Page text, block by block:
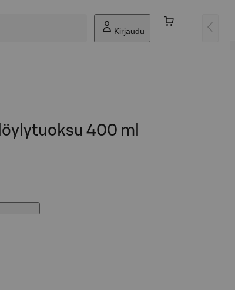
Kirjaudu
400 ml